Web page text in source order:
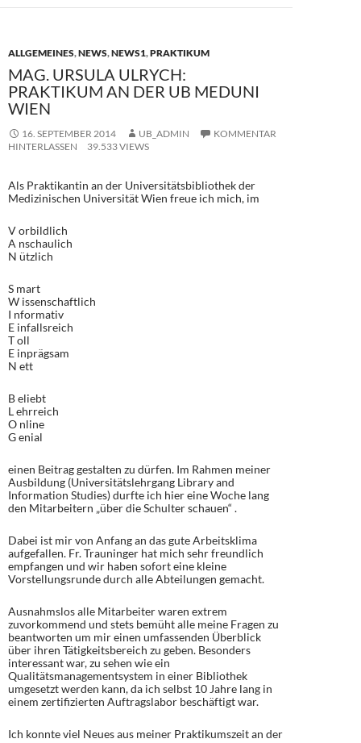
b
o
o
k
d
o
n
n
ALLGEMEINES,NEWS,NEWS1,PRAKTIKUM
MAG. URSULA ULRYCH:
PRAKTIKUM AN DER UB MEDUNI
WIEN
16. SEPTEMBER 2014 UB_ADMIN
KOMMENTAR
HINTERLASSEN
39.533 VIEWS
Als Praktikantin an der Universitätsbibliothek der
Medizinischen Universität Wien freue ich mich, im
V orbildlich
A nschaulich
N ützlich
S mart
W issenschaftlich
I nformativ
E infallsreich
T oll
E inprägsam
N ett
B eliebt
L ehrreich
O nline
G enial
einen Beitrag gestalten zu dürfen. Im Rahmen meiner
Ausbildung (Universitätslehrgang Library and
Information Studies) durfte ich hier eine Woche lang
den Mitarbeitern „über die Schulter schauen“ .
Dabei ist mir von Anfang an das gute Arbeitsklima
aufgefallen. Fr. Trauninger hat mich sehr freundlich
empfangen und wir haben sofort eine kleine
Vorstellungsrunde durch alle Abteilungen gemacht.
Ausnahmslos alle Mitarbeiter waren extrem
zuvorkommend und stets bemüht alle meine Fragen zu
beantworten um mir einen umfassenden Überblick
über ihren Tätigkeitsbereich zu geben. Besonders
interessant war, zu sehen wie ein
Qualitätsmanagementsystem in einer Bibliothek
umgesetzt werden kann, da ich selbst 10 Jahre lang in
einem zertifizierten Auftragslabor beschäftigt war.
Ich konnte viel Neues aus meiner Praktikumszeit an der